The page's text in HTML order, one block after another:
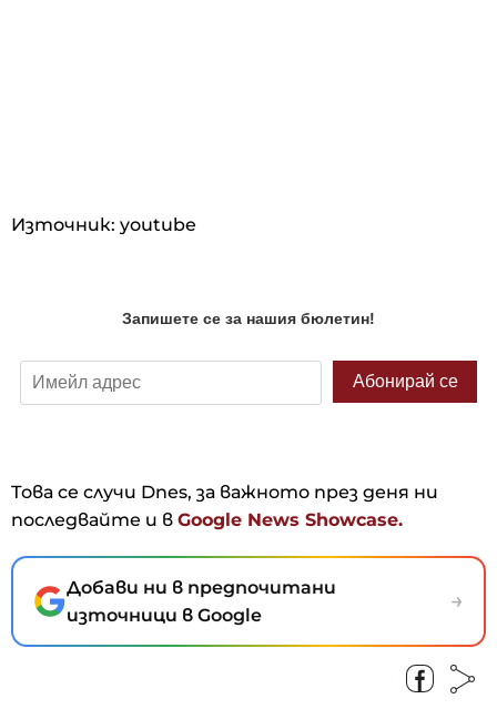
Източник: youtube
Това се случи Dnes, за важното през деня ни
последвайте и в Google News Showcase.
Добави ни в предпочитани
източници в Google
→